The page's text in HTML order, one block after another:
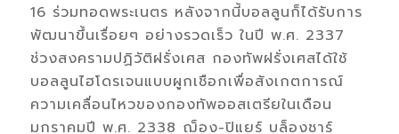
16 ร่วมทอดพระเนตร หลังจากนี้บอลลูนก็ได้รับการ
พัฒนาขึ้นเรื่อยๆ อย่างรวดเร็ว ในปี พ.ศ. 2337
ช่วงสงครามปฏิวัติฝรั่งเศส กองทัพฝรั่งเศสได้ใช้
บอลลูนไฮโดรเจนแบบผูกเชือกเพื่อสังเกตการณ์
ความเคลื่อนไหวของกองทัพออสเตรียในเดือน
มกราคมปี พ.ศ. 2338 ฌ็อง-ปิแยร์ บล็องชาร์